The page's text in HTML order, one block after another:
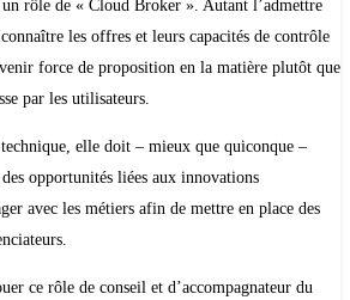
un rôle de « Cloud Broker ». Autant l’admettre
les offres et leurs capacités de contrôle
force de proposition en la matière plutôt que
par les utilisateurs.
elle doit – mieux que quiconque –
opportunités liées aux innovations
avec les métiers afin de mettre en place des
ce rôle de conseil et d’accompagnateur du